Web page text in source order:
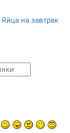
Яйца на завтрак